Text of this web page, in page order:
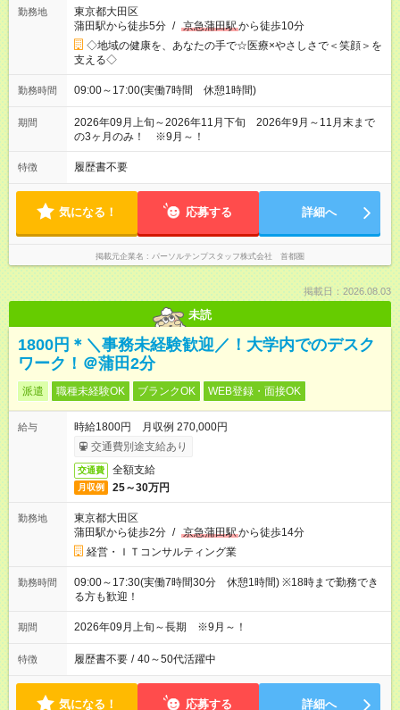
勤務地
東京都大田区
蒲田駅から徒歩5分 / 京急蒲田駅から徒歩10分
◇地域の健康を、あなたの手で☆医療×やさしさで＜笑顔＞を
支える◇
勤務時間 09:00～17:00(実働7時間 休憩1時間)
期間
2026年09月上旬～2026年11月下旬 2026年9月～11月末まで
の3ヶ月のみ！ ※9月～！
特徴 履歴書不要
気になる！ 応募する 詳細へ
掲載元企業名 パーソルテンプスタッフ株式会社 首都圏
掲載日：2026.08.03
未読
1800円＊＼事務未経験歓迎／！大学内でのデスク
ワーク！＠蒲田2分
派遣 職種未経験OK ブランクOK WEB登録・面接OK
給与
時給1800円 月収例 270,000円
交通費別途支給あり
交通費 全額支給
月収例 25～30万円
勤務地
東京都大田区
蒲田駅から徒歩2分 / 京急蒲田駅から徒歩14分
経営・ＩＴコンサルティング業
勤務時間
09:00～17:30(実働7時間30分 休憩1時間) ※18時まで勤務でき
る方も歓迎！
期間 2026年09月上旬～長期 ※9月～！
特徴 履歴書不要 / 40～50代活躍中
気になる！ 応募する 詳細へ